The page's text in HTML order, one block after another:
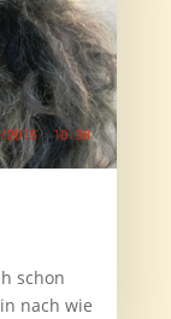
schon
nach wie